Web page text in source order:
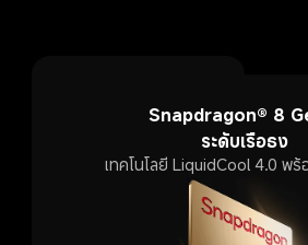
Snapdragon® 8
ระดับเรือธง
เทคโนโลยี LiquidCool 4.0 พ